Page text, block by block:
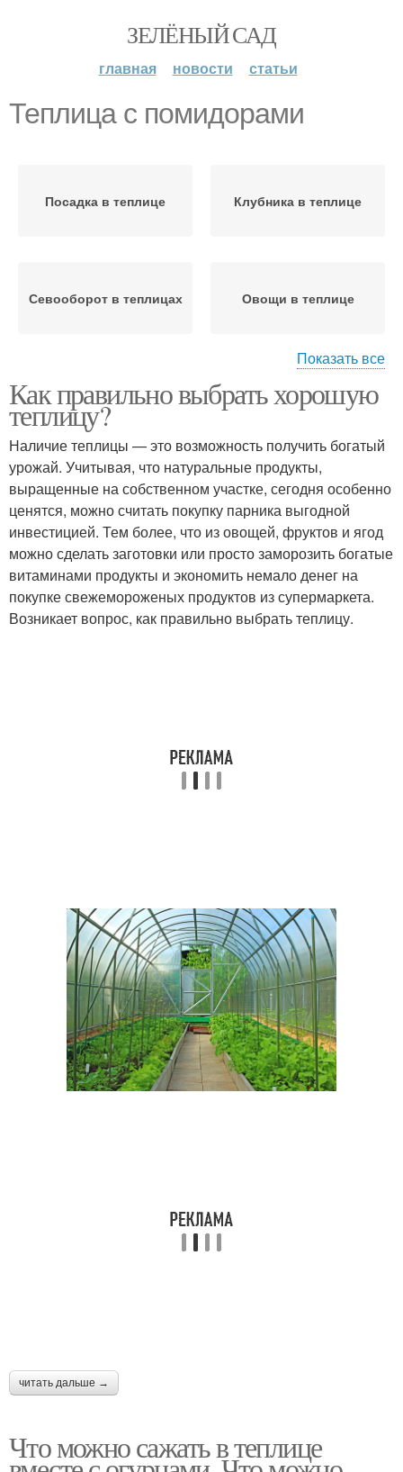
ЗЕЛЁНЫЙ САД
главная новости статьи
Теплица с помидорами
Посадка в теплице Клубника в теплице
Севооборот в теплицах Овощи в теплице
Посадки в теплице
Показать все
Как правильно выбрать хорошую
теплицу?
Наличие теплицы — это возможность получить богатый
урожай. Учитывая, что натуральные продукты,
выращенные на собственном участке, сегодня особенно
ценятся, можно считать покупку парника выгодной
инвестицией. Тем более, что из овощей, фруктов и ягод
можно сделать заготовки или просто заморозить богатые
витаминами продукты и экономить немало денег на
покупке свежемороженых продуктов из супермаркета.
Возникает вопрос, как правильно выбрать теплицу.
читать дальше →
Что можно сажать в теплице